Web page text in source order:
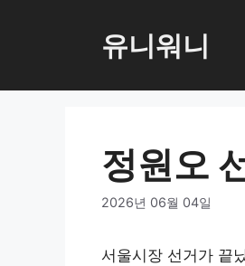
로
유니워니
정원오
2026년 06월 04일
서울시장 선거가 끝